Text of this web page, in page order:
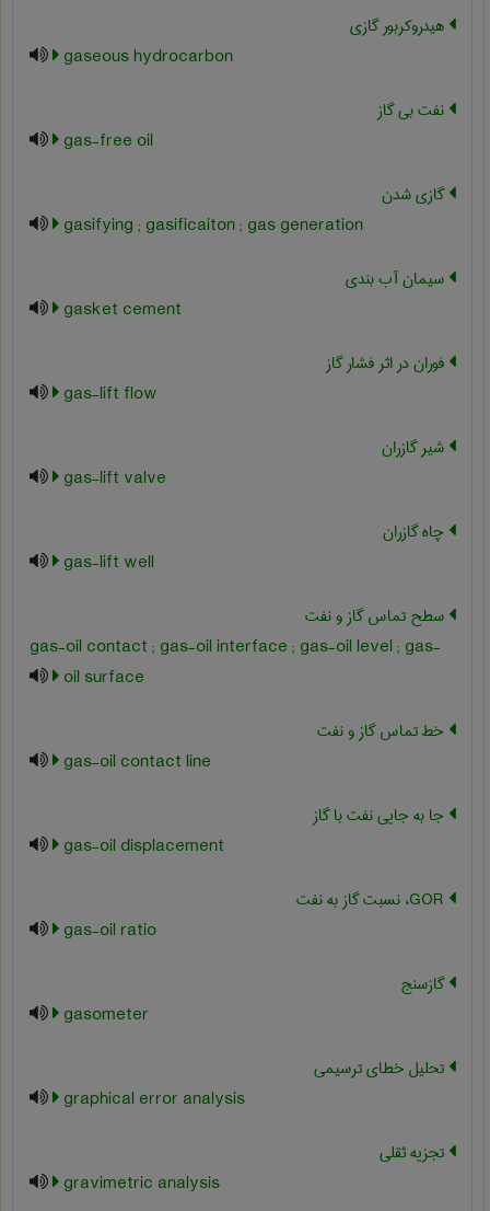
هیدروکربور گازی
gaseous hydrocarbon
نفت بی گاز
gas-free oil
گازی شدن
gasifying ; gasificaiton ; gas generation
سیمان آب بندی
gasket cement
فوران در اثر فشار گاز
gas-lift flow
شیر گازران
gas-lift valve
چاه گازران
gas-lift well
سطح تماس گاز و نفت
gas-oil contact ; gas-oil interface ; gas-oil level ; gas-
oil surface
خط تماس گاز و نفت
gas-oil contact line
جا به جایی نفت با گاز
gas-oil displacement
gas-oil ratio
گازسنج
gasometer
تحليل خطاي ترسيمي
graphical error analysis
تجزیه ثقلی
gravimetric analysis